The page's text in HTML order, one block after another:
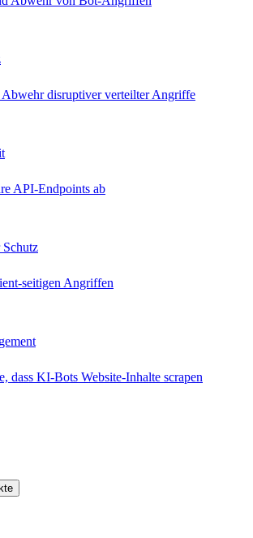
Abwehr disruptiver verteilter Angriffe
API-Endpoints ab
seitigen Angriffen
dass KI-Bots Website-Inhalte scrapen